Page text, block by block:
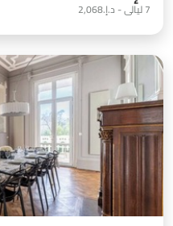
7ليالي- د.إ.‏2,068